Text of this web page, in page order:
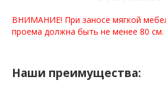
ВНИМАНИЕ! При заносе мягкой
проема должна быть не менее 80 см.
Наши преимущества: